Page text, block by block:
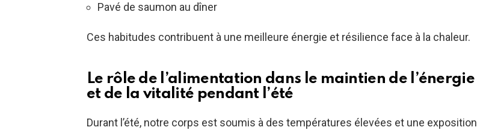
Pavé de saumon au dîner
Ces habitudes contribuent à une meilleure énergie et résilience face à la chaleur.
Le rôle de l’alimentation dans le maintien de l’énergie
et de la vitalité pendant l’été
Durant l’été, notre corps est soumis à des températures élevées et une exposition